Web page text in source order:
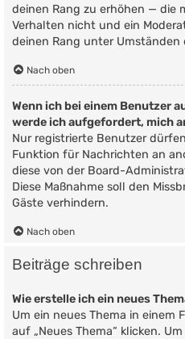
deinen Rang zu erhöhen — die
Verhalten nicht und ein
deinen Rang unter
Nach oben
Wenn ich bei einem Benutzer
werde ich aufgefordert, mich
Nur registrierte Benutzer
Funktion für Nachrichten an
diese von der Board-
Diese Maßnahme soll den
Gäste verhindern.
Nach oben
Beiträge schreiben
Wie erstelle ich ein neues
Um ein neues Thema in einem
auf „Neues Thema“ klicken.